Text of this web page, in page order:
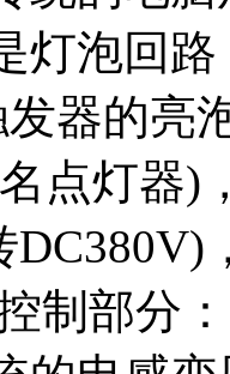
灯泡回
器的亮
点灯器)
制部分